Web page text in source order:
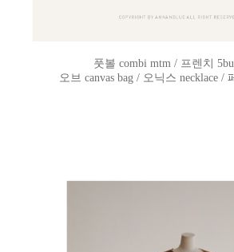
풋볼 combi mtm / 프렌치
오브 canvas bag / 오닉스 necklace /